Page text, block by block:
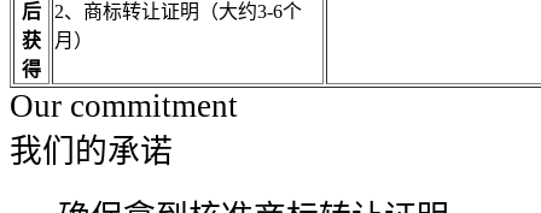
后
获
得
2、商标转让证明（大约3-6个
月）
Our commitment
我们的承诺